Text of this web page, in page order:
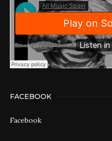
FACEBOOK
Facebook